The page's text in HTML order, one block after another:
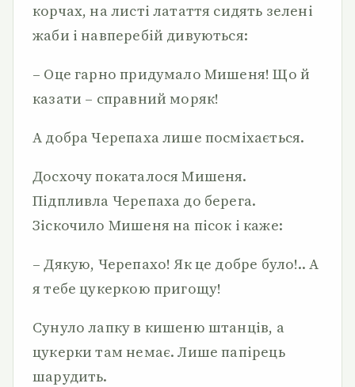
корчах, на листі латаття сидять зелені
жаби і навперебій дивуються:
– Оце гарно придумало Мишеня! Що й
казати – справний моряк!
А добра Черепаха лише посміхається.
Досхочу покаталося Мишеня.
Підпливла Черепаха до берега.
Зіскочило Мишеня на пісок і каже:
– Дякую, Черепахо! Як це добре було!.. А
я тебе цукеркою пригощу!
Сунуло лапку в кишеню штанців, а
цукерки там немає. Лише папірець
шарудить.